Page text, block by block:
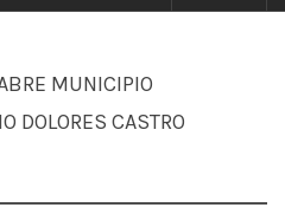
MUNICIPIO
DOLORES CASTRO